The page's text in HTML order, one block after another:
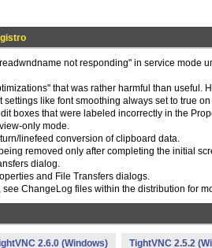
not responding" in service mode
that was rather harmful than useful.
like font smoothing always set to true
boxes that were labeled incorrectly in the
only mode.
linefeed conversion of clipboard data.
removed only after completing the initial
dialog.
and File Transfers dialogs.
ChangeLog files within the distribution for
2.6.0 (Windows) TightVNC 2.5.2